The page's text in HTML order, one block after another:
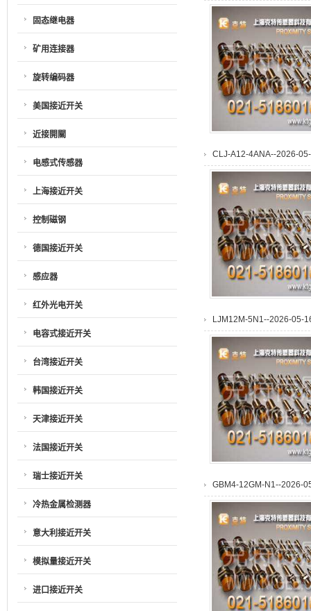
CLJ-A12-4ANA--2026-
LJM12M-5N1--2026-05-
GBM4-12GM-N1--2026-
固态继电器
矿用连接器
旋转编码器
美国接近开关
近接開關
电感式传感器
上海接近开关
控制磁钢
德国接近开关
感应器
红外光电开关
电容式接近开关
台湾接近开关
韩国接近开关
天津接近开关
法国接近开关
瑞士接近开关
冷热金属检测器
意大利接近开关
模拟量接近开关
进口接近开关